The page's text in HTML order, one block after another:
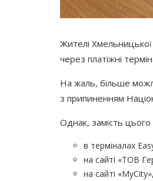
Жителі
через платіжні
На жаль, більше
з припиненням
Однак, замість
в терміналах
на сайті «ТОВ
на сайті «MyCity»,